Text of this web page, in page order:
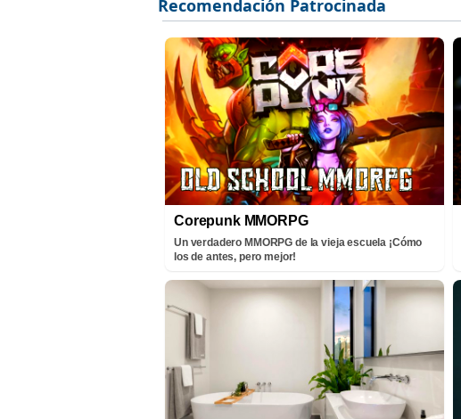
Corepunk MMORPG
Un verdadero MMORPG de la vieja escuela ¡Cómo
los de antes, pero mejor!